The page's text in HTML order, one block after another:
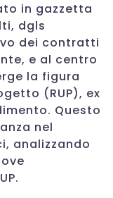
in gazzetta
dgls
dei contratti
e al centro
la figura
(RUP), ex
Questo
nel
analizzando